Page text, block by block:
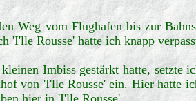
Weg vom Flughafen bis zur
'I'lle Rousse' hatte ich knapp
Imbiss gestärkt hatte,
von 'I'lle Rousse' ein. Hier hatte
hier in 'I'lle Rousse'.